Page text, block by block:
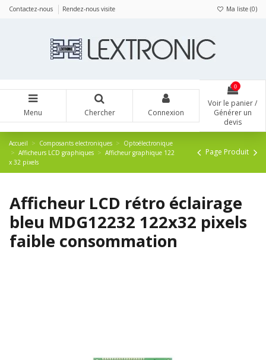
Contactez-nous Rendez-nous visite Ma liste (0)
Menu Chercher Connexion
0
Voir le panier /
Générer un
devis
Accueil Composants electroniques
Optoélectronique
Afficheurs LCD graphiques
Afficheur graphique 122
x 32 pixels
Page Produit
Afficheur LCD rétro éclairage
bleu MDG12232 122x32 pixels
faible consommation
Panneau de gestion des cookies